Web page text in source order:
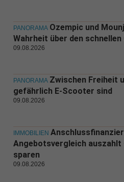
PANORAMA Ozempic und
Wahrheit über den
09.08.2026
PANORAMA Zwischen Freiheit
gefährlich E-Scooter sind
09.08.2026
IMMOBILIEN
Angebotsvergleich auszahlt
sparen
09.08.2026